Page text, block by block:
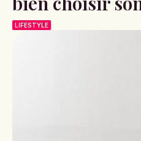
LIFESTYLE